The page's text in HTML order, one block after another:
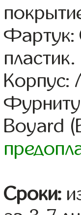
Фартук:
пластик.
Корпус:
Boyard
Сроки: